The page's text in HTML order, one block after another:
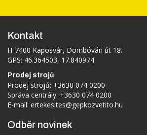
Kontakt
H-7400 Kaposvár, Dombóvári út 18.
GPS: 46.364503, 17.840974
Prodej strojů
Prodej strojů: +3630 074 0200
Správa centrály: +3630 074 0200
E-mail: ertekesites@gepkozvetito.hu
Odběr novinek